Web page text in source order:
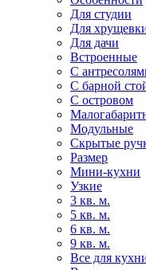
Для студии
Для
Для дачи
Встроенные
С
С барной
С островом
Модульные
Скрытые
Размер
Мини-кухни
Узкие
3 кв. м.
5 кв. м.
6 кв. м.
9 кв. м.
Все для